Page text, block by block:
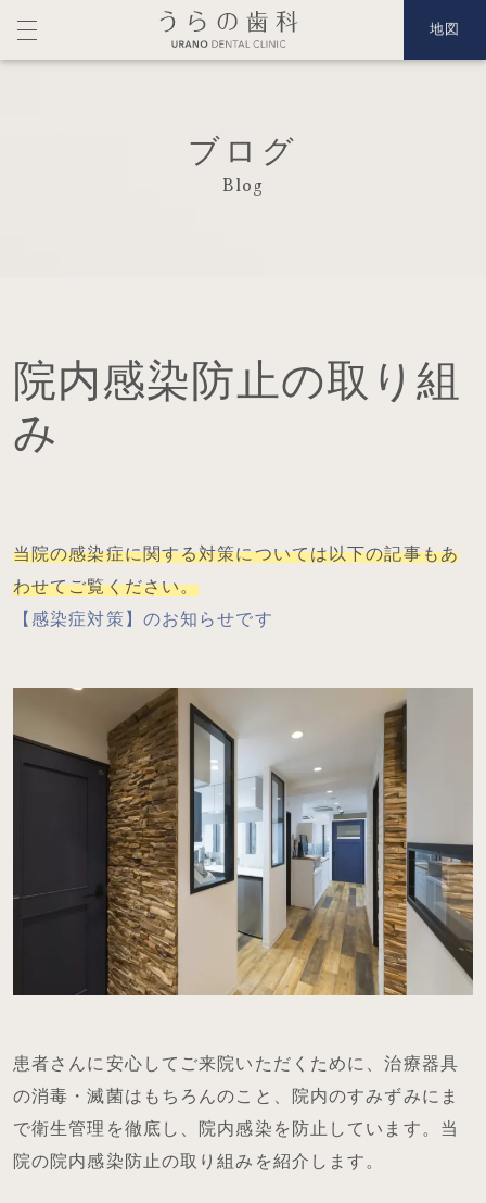
地図
ブログ
Blog
院内感染防止の取り組
み
当院の感染症に関する対策については以下の記事もあ
わせてご覧ください。
【感染症対策】のお知らせです
患者さんに安心してご来院いただくために、治療器具
の消毒・滅菌はもちろんのこと、院内のすみずみにま
で衛生管理を徹底し、院内感染を防止しています。当
院の院内感染防止の取り組みを紹介します。